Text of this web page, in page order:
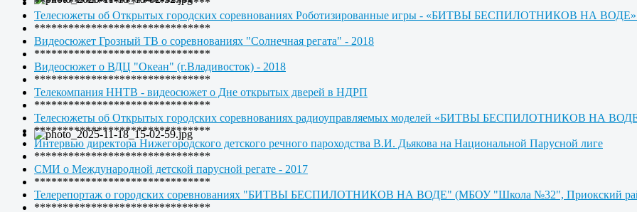
Телесюжеты об Открытых городских соревнованиях Роботизированные игры - «БИТВЫ БЕСПИЛОТНИКОВ НА
*******************************
Видеосюжет Грозный ТВ о соревнованиях "Солнечная регата" - 2018
*******************************
Видеосюжет о ВДЦ "Океан" (г.Владивосток) - 2018
*******************************
Телекомпания ННТВ - видеосюжет о Дне открытых дверей в НДРП
*******************************
Телесюжеты об Открытых городских соревнованиях радиоуправляемых моделей «БИТВЫ БЕСПИЛОТНИКОВ НА
*******************************
Интервью директора Нижегородского детского речного пароходства В.И. Дьякова на Национальной Парусной лиге
*******************************
СМИ о Международной детской парусной регате - 2017
*******************************
Телерепортаж о городских соревнованиях "БИТВЫ БЕСПИЛОТНИКОВ НА ВОДЕ" (МБОУ "Школа №32", Приокский
*******************************